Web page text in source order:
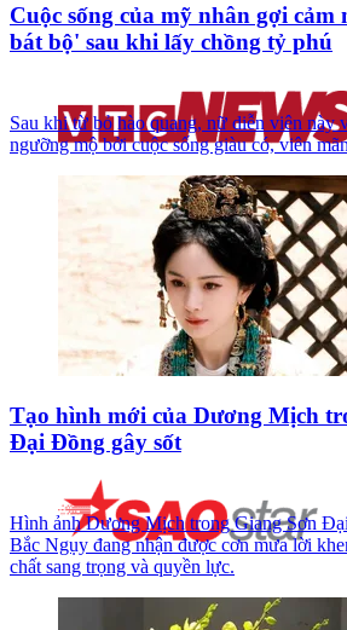
Cuộc sống của mỹ nhân gợi
bát bộ' sau khi lấy chồng tỷ phú
Sau khi từ bỏ hào quang, nữ diễn viên này
ngưỡng mộ bởi cuộc sống giàu có, viên
Tạo hình mới của Dương Mịch
Đại Đồng gây sốt
Hình ảnh Dương Mịch trong Giang Sơn
Bắc Ngụy đang nhận được cơn mưa lời
chất sang trọng và quyền lực.